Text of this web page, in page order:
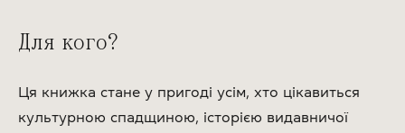
Для кого?
Ця книжка стане у пригоді усім, хто цікавиться
культурною спадщиною, історією видавничої